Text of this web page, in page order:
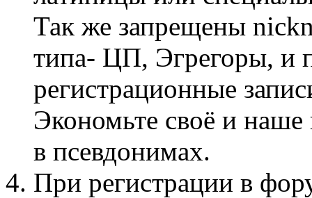
Так же запрещены
типа- ЦП, Эгрегоры, и
регистрационные
Экономьте своё и
в псевдонимах.
При регистрации в